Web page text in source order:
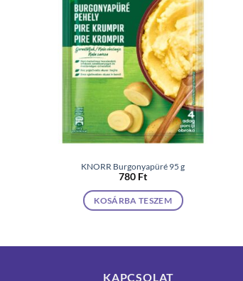
KNORR Burgonyapüré 95 g
780 Ft
KOSÁRBA TESZEM
KAPCSOLAT